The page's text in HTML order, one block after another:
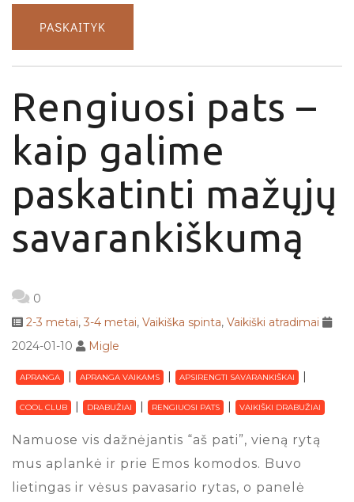
PASKAITYK
Rengiuosi pats –
kaip galime
paskatinti mažųjų
savarankiškumą
0
2-3 metai, 3-4 metai, Vaikiška spinta, Vaikiški atradimai
2024-01-10
Migle
APRANGA APRANGA VAIKAMS APSIRENGTI SAVARANKIŠKAI
COOL CLUB DRABUŽIAI RENGIUOSI PATS VAIKIŠKI DRABUŽIAI
Namuose vis dažnėjantis “aš pati”, vieną rytą
mus aplankė ir prie Emos komodos. Buvo
lietingas ir vėsus pavasario rytas, o panelė